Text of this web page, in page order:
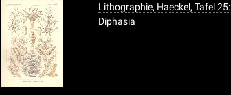
Lithographie, Haeckel, Tafel 25:
Diphasia